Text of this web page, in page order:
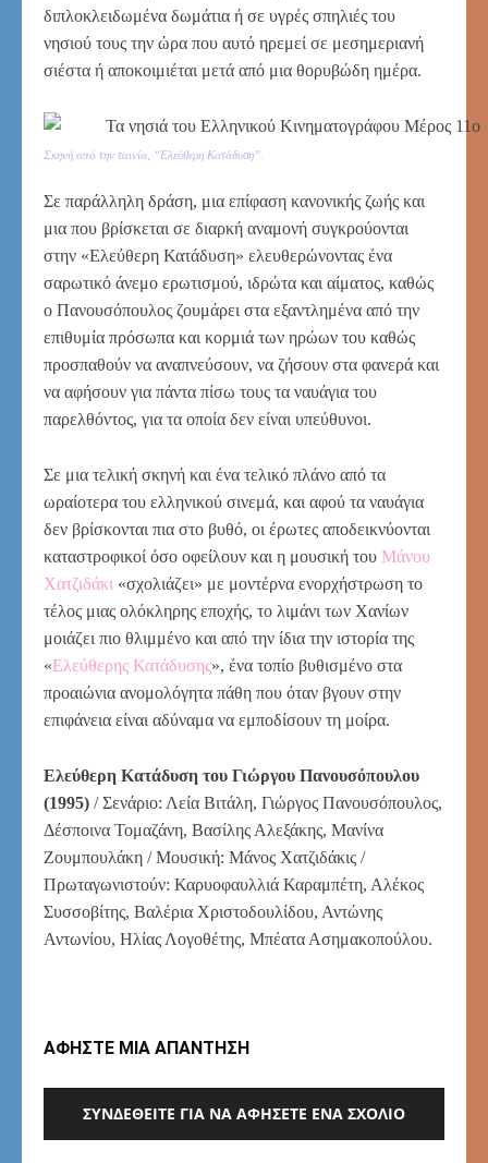
διπλοκλειδωμένα δωμάτια ή σε υγρές σπηλιές του
νησιού τους την ώρα που αυτό ηρεμεί σε μεσημεριανή
σιέστα ή αποκοιμιέται μετά από μια θορυβώδη ημέρα.
Σκηνή από την ταινία, “Ελεύθερη Κατάδυση”.
Σε παράλληλη δράση, μια επίφαση κανονικής ζωής και
μια που βρίσκεται σε διαρκή αναμονή συγκρούονται
στην «Ελεύθερη Κατάδυση» ελευθερώνοντας ένα
σαρωτικό άνεμο ερωτισμού, ιδρώτα και αίματος, καθώς
ο Πανουσόπουλος ζουμάρει στα εξαντλημένα από την
επιθυμία πρόσωπα και κορμιά των ηρώων του καθώς
προσπαθούν να αναπνεύσουν, να ζήσουν στα φανερά και
να αφήσουν για πάντα πίσω τους τα ναυάγια του
παρελθόντος, για τα οποία δεν είναι υπεύθυνοι.
Σε μια τελική σκηνή και ένα τελικό πλάνο από τα
ωραίοτερα του ελληνικού σινεμά, και αφού τα ναυάγια
δεν βρίσκονται πια στο βυθό, οι έρωτες αποδεικνύονται
καταστροφικοί όσο οφείλουν και η μουσική του Μάνου
Χατζιδάκι «σχολιάζει» με μοντέρνα ενορχήστρωση το
τέλος μιας ολόκληρης εποχής, το λιμάνι των Χανίων
μοιάζει πιο θλιμμένο και από την ίδια την ιστορία της
«Ελεύθερης Κατάδυσης», ένα τοπίο βυθισμένο στα
προαιώνια ανομολόγητα πάθη που όταν βγουν στην
επιφάνεια είναι αδύναμα να εμποδίσουν τη μοίρα.
Ελεύθερη Κατάδυση του Γιώργου Πανουσόπουλου
(1995) / Σενάριο: Λεία Βιτάλη, Γιώργος Πανουσόπουλος,
Δέσποινα Τομαζάνη, Βασίλης Αλεξάκης, Μανίνα
Ζουμπουλάκη / Μουσική: Μάνος Χατζιδάκις /
Πρωταγωνιστούν: Καρυοφαυλλιά Καραμπέτη, Αλέκος
Συσσοβίτης, Βαλέρια Χριστοδουλίδου, Αντώνης
Αντωνίου, Ηλίας Λογοθέτης, Μπέατα Ασημακοπούλου.
ΑΦΗΣΤΕ ΜΙΑ ΑΠΑΝΤΗΣΗ
ΣΥΝΔΕΘΕΊΤΕ ΓΙΑ ΝΑ ΑΦΉΣΕΤΕ ΈΝΑ ΣΧΌΛΙΟ